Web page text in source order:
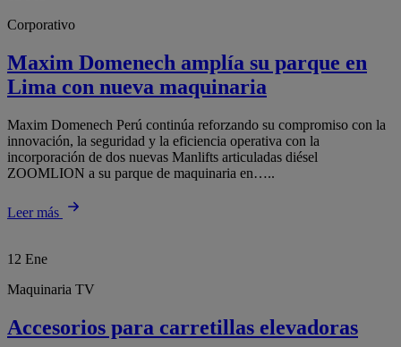
Corporativo
Maxim Domenech amplía su parque en
Lima con nueva maquinaria
Maxim Domenech Perú continúa reforzando su compromiso con la
innovación, la seguridad y la eficiencia operativa con la
incorporación de dos nuevas Manlifts articuladas diésel
ZOOMLION a su parque de maquinaria en…..
Leer más
12 Ene
Maquinaria TV
Accesorios para carretillas elevadoras